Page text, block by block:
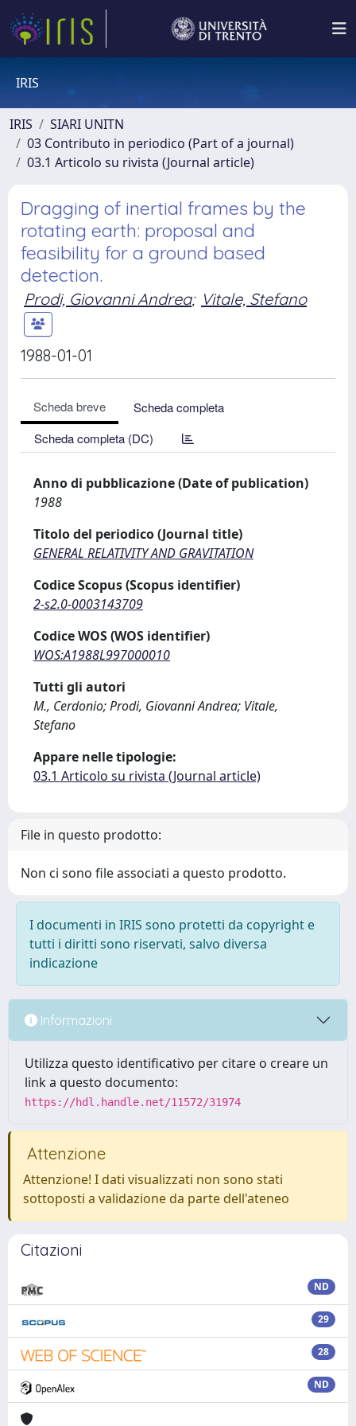
IRIS
IRIS
SIARI UNITN
03 Contributo in periodico (Part of a journal)
03.1 Articolo su rivista (Journal article)
Dragging of inertial frames by the
rotating earth: proposal and
feasibility for a ground based
detection.
Prodi, Giovanni Andrea; Vitale, Stefano
1988-01-01
Scheda breve
Scheda completa
Scheda completa (DC)
Anno di pubblicazione (Date of publication)
1988
Titolo del periodico (Journal title)
GENERAL RELATIVITY AND GRAVITATION
Codice Scopus (Scopus identifier)
2-s2.0-0003143709
Codice WOS (WOS identifier)
WOS:A1988L997000010
Tutti gli autori
M., Cerdonio; Prodi, Giovanni Andrea; Vitale,
Stefano
Appare nelle tipologie:
03.1 Articolo su rivista (Journal article)
File in questo prodotto:
Non ci sono file associati a questo prodotto.
I documenti in IRIS sono protetti da copyright e
tutti i diritti sono riservati, salvo diversa
indicazione
Informazioni
Utilizza questo identificativo per citare o creare un
link a questo documento:
https://hdl.handle.net/11572/31974
Attenzione
Attenzione! I dati visualizzati non sono stati
sottoposti a validazione da parte dell'ateneo
Citazioni
ND
29
28
ND